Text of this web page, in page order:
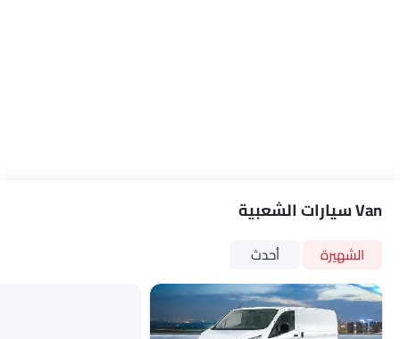
Van سيارات الشعبية
الشهيرة أحدث